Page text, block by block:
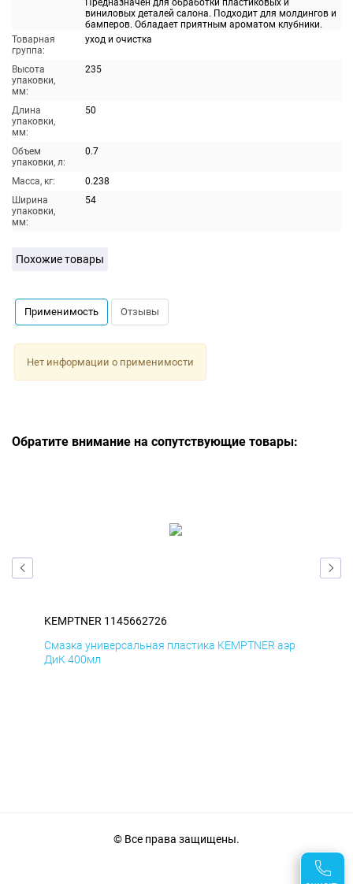
Предназначен для обработки пластиковых и
виниловых деталей салона. Подходит для молдингов и
бамперов. Обладает приятным ароматом клубники.
Товарная
группа:
уход и очистка
Высота
упаковки,
мм:
235
Длина
упаковки,
мм:
50
Объем
упаковки, л:
0.7
Масса, кг:
0.238
Ширина
упаковки,
мм:
54
Похожие товары
Применимость Отзывы
Нет информации о применимости
Обратите внимание на сопутствующие товары:
KEMPTNER 1145662726
Смазка универсальная пластика KEMPTNER аэр
ДиК 400мл
© Все права защищены.